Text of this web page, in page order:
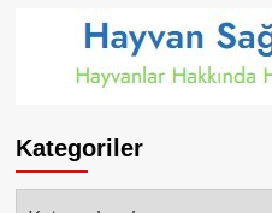
Kategoriler